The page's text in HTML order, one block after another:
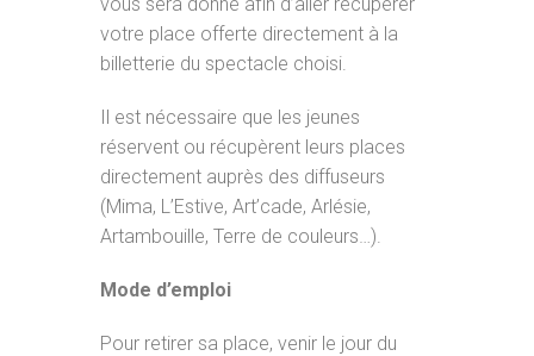
votre place offerte directement à la
billetterie du spectacle choisi.
Il est nécessaire que les jeunes
réservent ou récupèrent leurs places
directement auprès des diffuseurs
(Mima, L’Estive, Art’cade, Arlésie,
Artambouille, Terre de couleurs…).
Mode d’emploi
Pour retirer sa place, venir le jour du